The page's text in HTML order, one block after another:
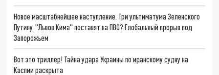
Новое масштабнейшее наступление. Три ультиматума Зеленского
Путину. "Львов Кима" поставят на ПВО? Глобальный прорыв под
Запорожьем
Вот это триллер! Тайна удара Украины по иранскому судну на
Каспии раскрыта